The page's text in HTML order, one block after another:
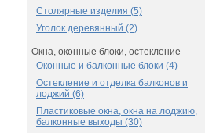
Столярные изделия (5)
Уголок деревянный (2)
Окна, оконные блоки, остекление
Оконные и балконные блоки (4)
Остекление и отделка балконов и
лоджий (6)
Пластиковые окна, окна на лоджию,
балконные выходы (30)